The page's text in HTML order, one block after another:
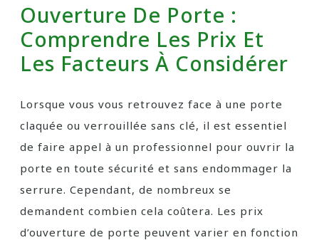
Ouverture De Porte :
Comprendre Les Prix Et
Les Facteurs À Considérer
Lorsque vous vous retrouvez face à une porte
claquée ou verrouillée sans clé, il est essentiel
de faire appel à un professionnel pour ouvrir la
porte en toute sécurité et sans endommager la
serrure. Cependant, de nombreux se
demandent combien cela coûtera. Les prix
d’ouverture de porte peuvent varier en fonction